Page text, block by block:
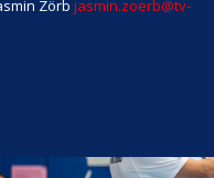
Zörb jasmin.zoerb@tv-